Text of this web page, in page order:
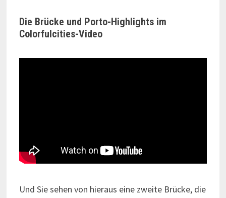
Die Brücke und Porto-Highlights im
Colorfulcities-Video
Und Sie sehen von hieraus eine zweite Brücke, die